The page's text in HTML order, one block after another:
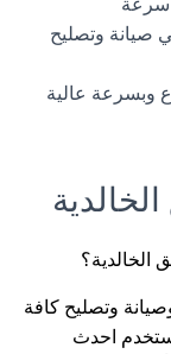
صيانة وتصليح
وبسرعة عالية
وتصليح كافة
احدث